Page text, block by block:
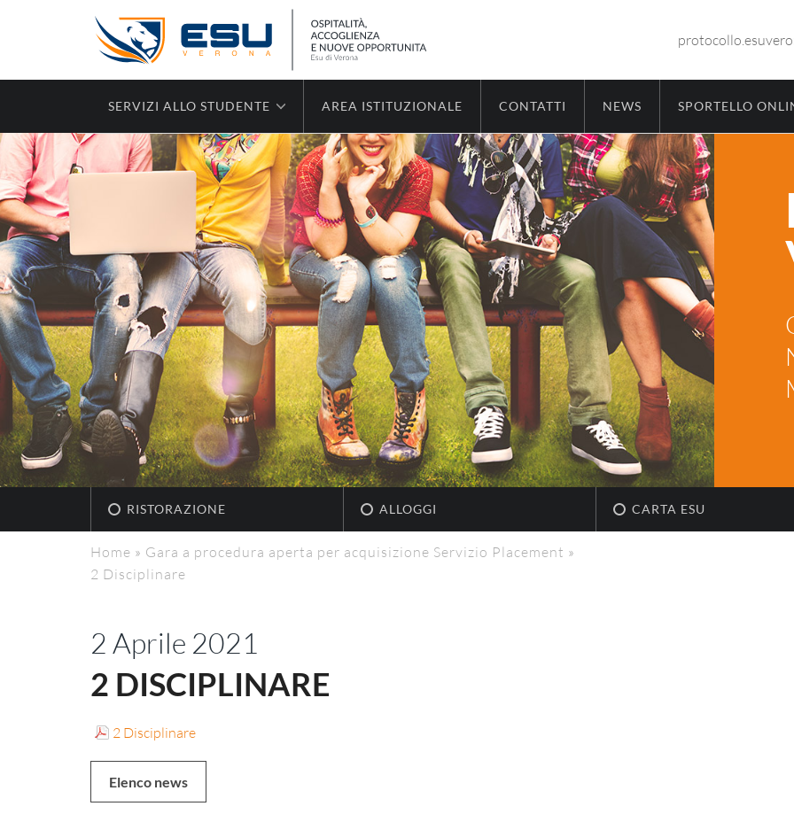
SERVIZI ALLO STUDENTE AREA ISTITUZIONALE CONTATTI NEWS SPORTELLO
RISTORAZIONE ALLOGGI CARTA ESU
Home » Gara a procedura aperta per acquisizione Servizio Placement »
2 Disciplinare
2 Aprile 2021
2 DISCIPLINARE
2 Disciplinare
Elenco news